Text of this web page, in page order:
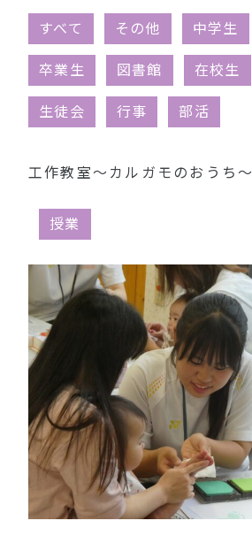
同窓会（外部リンク）
すべて その他 中学生
卒業生 図書館 在校生
生徒会 行事 部活
工作教室～カルガモのおうち～
授業